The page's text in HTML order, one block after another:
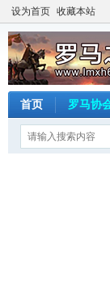
设为首页 收藏本站
首页 罗马协